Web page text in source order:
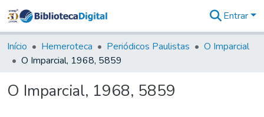
&
Coleções
Tudo na
Digital
Entrar
Início Hemeroteca Periódicos Paulistas
O Imparcial
O Imparcial, 1968, 5859
O Imparcial, 1968, 5859